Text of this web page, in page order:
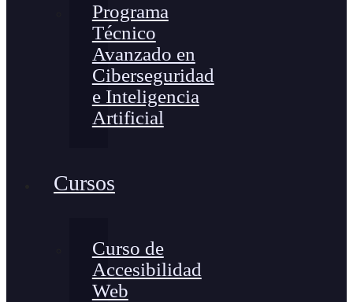
Programa
Técnico
Avanzado en
Ciberseguridad
e Inteligencia
Artificial
Cursos
Curso de
Accesibilidad
Web